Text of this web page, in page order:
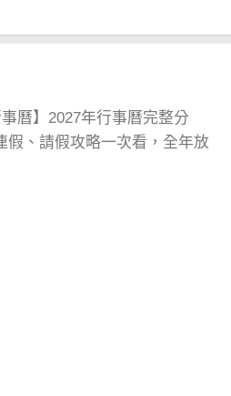
事曆】2027年行事曆完整分
假、請假攻略一次看，全年放